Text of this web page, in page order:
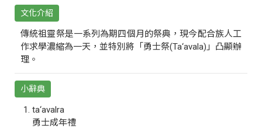
文化介紹
傳統祖靈祭是一系列為期四個月的祭典，現今配合族人工
作求學濃縮為一天，並特別將「勇士祭(Ta‘avala)」凸顯辦
理。
小辭典
ta‘avalra
勇士成年禮